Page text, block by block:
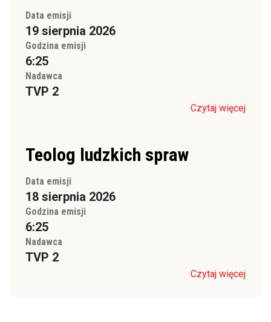
Data emisji
19 sierpnia 2026
Godzina emisji
6:25
Nadawca
TVP 2
Czytaj więcej
Teolog ludzkich spraw
Data emisji
18 sierpnia 2026
Godzina emisji
6:25
Nadawca
TVP 2
Czytaj więcej